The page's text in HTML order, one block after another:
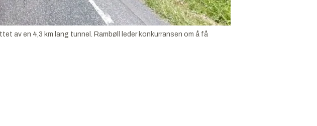
av en 4,3 km lang tunnel. Rambøll leder konkurransen om å få